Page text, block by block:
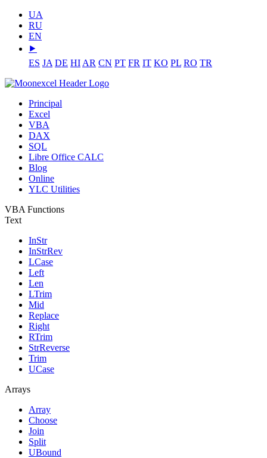
UA
RU
EN
⯈
ES JA DE HI AR CN PT FR IT KO PL RO TR
Principal
Excel
VBA
DAX
SQL
Libre Office CALC
Blog
Online
YLC Utilities
VBA Functions
Text
InStr
InStrRev
LCase
Left
Len
LTrim
Mid
Replace
Right
RTrim
StrReverse
Trim
UCase
Arrays
Array
Choose
Join
Split
UBound